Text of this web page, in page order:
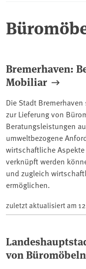
Bremerhaven:
Mobiliar
Die Stadt
zur Lieferung von
Beratungsleistungen
umweltbezogene
wirtschaftliche
verknüpft werden
und zugleich
ermöglichen.
zuletzt aktualisiert am
von Büromöbeln